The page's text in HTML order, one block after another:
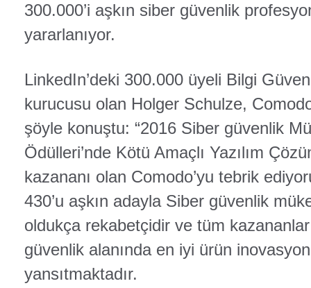
300.000’i aşkın siber güvenlik
yararlanıyor.
LinkedIn’deki 300.000 üyeli Bilgi
kurucusu olan Holger Schulze,
şöyle konuştu: “2016 Siber güvenlik
Ödülleri’nde Kötü Amaçlı Yazılım
kazananı olan Comodo’yu tebrik
430’u aşkın adayla Siber güvenlik
oldukça rekabetçidir ve tüm
güvenlik alanında en iyi ürün
yansıtmaktadır.